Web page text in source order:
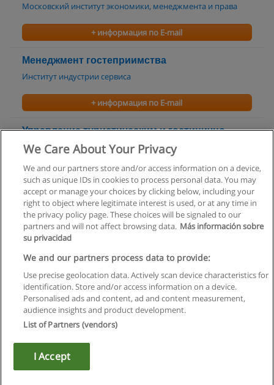
Московский институт экономики, менеджмента и права
+ информация по E-mail
Менеджмент гостеприимства
Институт индустрии сервиса
+ информация по E-mail
Управление туристическим и гостинично-
ресторанным бизнесом
Московский социально-экономический институт
+ информация по E-mail
Правила пользования
Конфиденциальность информации
Напишите Educaedu
Copyright © Educaedu Business S.L. - CIF : B-95610580: -
We Care About Your Privacy
We and our partners store and/or access information on a device,
such as unique IDs in cookies to process personal data. You may
accept or manage your choices by clicking below, including your
right to object where legitimate interest is used, or at any time in
the privacy policy page. These choices will be signaled to our
partners and will not affect browsing data. Más información sobre
su privacidad
We and our partners process data to provide:
Use precise geolocation data. Actively scan device characteristics for
identification. Store and/or access information on a device.
Personalised ads and content, ad and content measurement,
audience insights and product development.
List of Partners (vendors)
I Accept